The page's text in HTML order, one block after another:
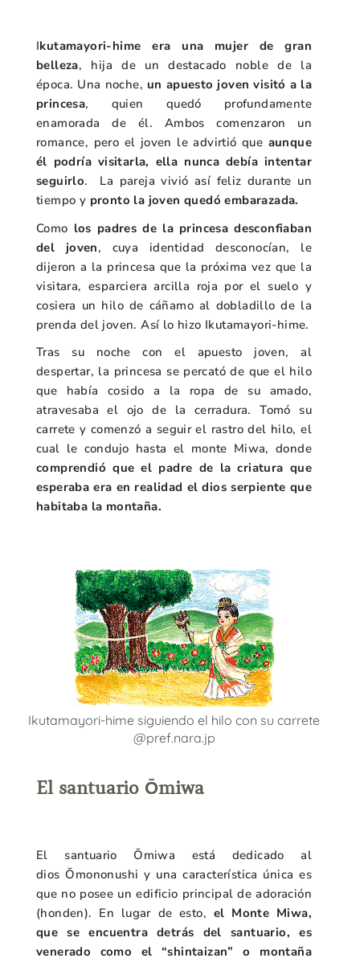
Ikutamayori-hime era una mujer de gran
belleza, hija de un destacado noble de la
época. Una noche, un apuesto joven visitó a la
princesa, quien quedó profundamente
enamorada de él. Ambos comenzaron un
romance, pero el joven le advirtió que aunque
él podría visitarla, ella nunca debía intentar
seguirlo. La pareja vivió así feliz durante un
tiempo y pronto la joven quedó embarazada.
Como los padres de la princesa desconfiaban
del joven, cuya identidad desconocían, le
dijeron a la princesa que la próxima vez que la
visitara, esparciera arcilla roja por el suelo y
cosiera un hilo de cáñamo al dobladillo de la
prenda del joven.Así lo hizo Ikutamayori-hime.
Tras su noche con el apuesto joven, al
despertar, la princesa se percató de que el hilo
que había cosido a la ropa de su amado,
atravesaba el ojo de la cerradura. Tomó su
carrete y comenzó a seguir el rastro del hilo, el
cual le condujo hasta el monte Miwa, donde
comprendió que el padre de la criatura que
esperaba era en realidad el dios serpiente que
habitaba la montaña.
Ikutamayori-hime siguiendo el hilo con su carrete
@pref.nara.jp
El santuario Ōmiwa
El santuario Ōmiwa está dedicado al
dios Ōmononushi y una característica única es
que no posee un edificio principal de adoración
(honden). En lugar de esto, el Monte Miwa,
que se encuentra detrás del santuario, es
venerado como el “shintaizan” o montaña